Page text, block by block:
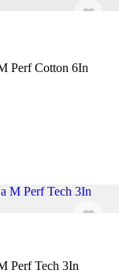
Perf Cotton 6In
Perf Tech 3In